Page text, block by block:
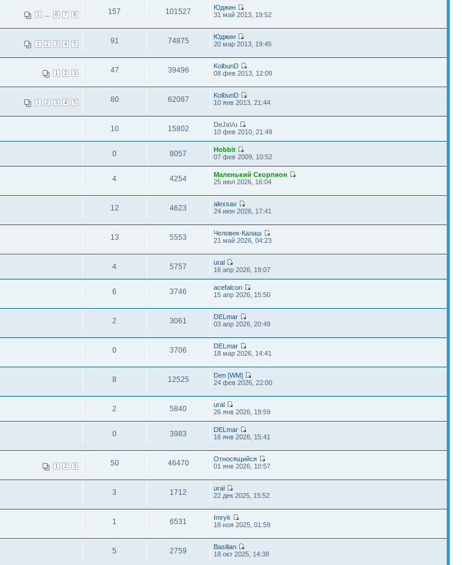
1 6 7 8 157 101527
Юджин
31 май 2013, 19:52
1 2 3 4 5 91 74875
Юджин
20 мар 2013, 19:45
1 2 3 47 39496
KolbunD
08 фев 2013, 12:09
1 2 3 4 5 80 62087
KolbunD
10 янв 2013, 21:44
10 15802
DeJaVu
10 фев 2010, 21:49
0 8057
Hobbit
07 фев 2009, 10:52
4 4254
Маленький Скорпион
25 июл 2026, 16:04
12 4623
alexsav
24 июн 2026, 17:41
13 5553
Человек-Калаш
21 май 2026, 04:23
4 5757
ural
16 апр 2026, 19:07
6 3746
acefalcon
15 апр 2026, 15:50
2 3061
DELmar
03 апр 2026, 20:49
0 3706
DELmar
18 мар 2026, 14:41
8 12525
Den [WM]
24 фев 2026, 22:00
2 5840
ural
26 янв 2026, 19:59
0 3983
DELmar
16 янв 2026, 15:41
1 2 3 50 46470
Относящийся
01 янв 2026, 10:57
3 1712
ural
22 дек 2025, 15:52
1 6531
Imryk
18 ноя 2025, 01:59
5 2759
Basilian
18 окт 2025, 14:38